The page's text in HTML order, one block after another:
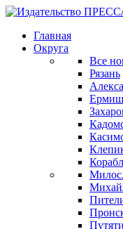
Главная
Округа
Все
Рязань